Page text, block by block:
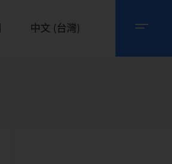
中文 (台灣)